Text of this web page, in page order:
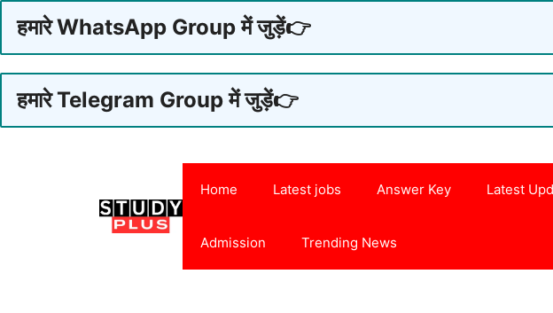
हमारे WhatsApp Group में जुड़ें👉
हमारे Telegram Group में जुड़ें👉
Home Latest jobs Answer Key Latest
Admission Trending News